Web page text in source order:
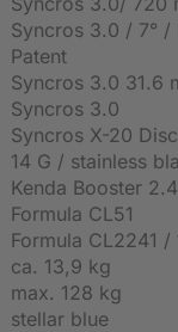
Syncros 3.0 / 7° /
Patent
Syncros 3.0 31.6
Syncros 3.0
Syncros X-20
14 G / stainless
Kenda Booster
Formula CL51
Formula CL2241 /
ca. 13,9 kg
max. 128 kg
stellar blue